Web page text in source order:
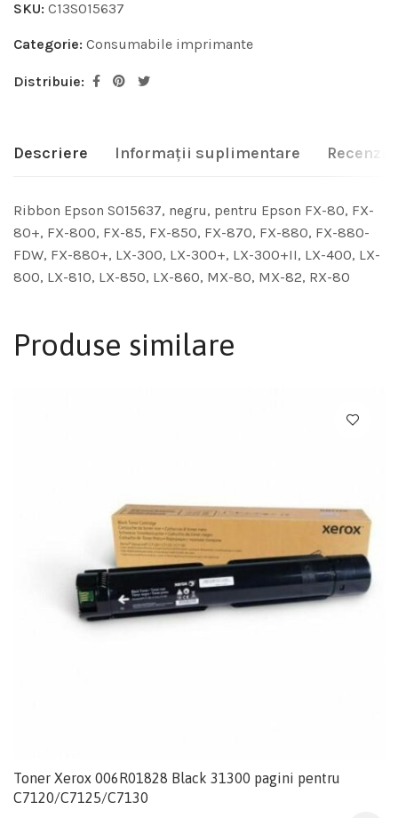
SKU: C13S015637
Categorie: Consumabile imprimante
Distribuie:
Descriere Informații suplimentare Recenzii
Ribbon Epson S015637, negru, pentru Epson FX-80, FX-
80+, FX-800, FX-85, FX-850, FX-870, FX-880, FX-880-
FDW, FX-880+, LX-300, LX-300+, LX-300+II, LX-400, LX-
800, LX-810, LX-850, LX-860, MX-80, MX-82, RX-80
Produse similare
Toner Xerox 006R01828 Black 31300 pagini pentru
C7120/C7125/C7130